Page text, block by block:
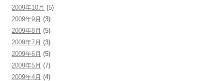
2009年10月 (5)
2009年9月 (3)
2009年8月 (5)
2009年7月 (3)
2009年6月 (5)
2009年5月 (7)
2009年4月 (4)